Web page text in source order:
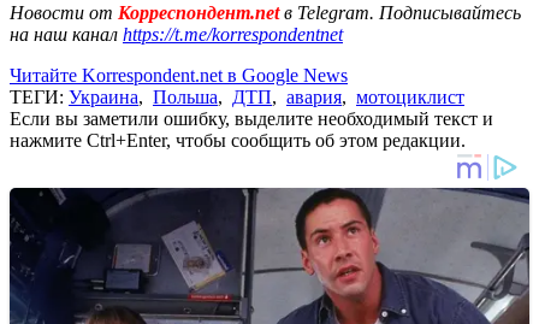
Новости от Корреспондент.netв Telegram. Подписывайтесь
на наш канал https://t.me/korrespondentnet
Читайте Korrespondent.net в Google News
ТЕГИ: Украина, Польша, ДТП, авария, мотоциклист
Если вы заметили ошибку, выделите необходимый текст и
нажмите Ctrl+Enter, чтобы сообщить об этом редакции.